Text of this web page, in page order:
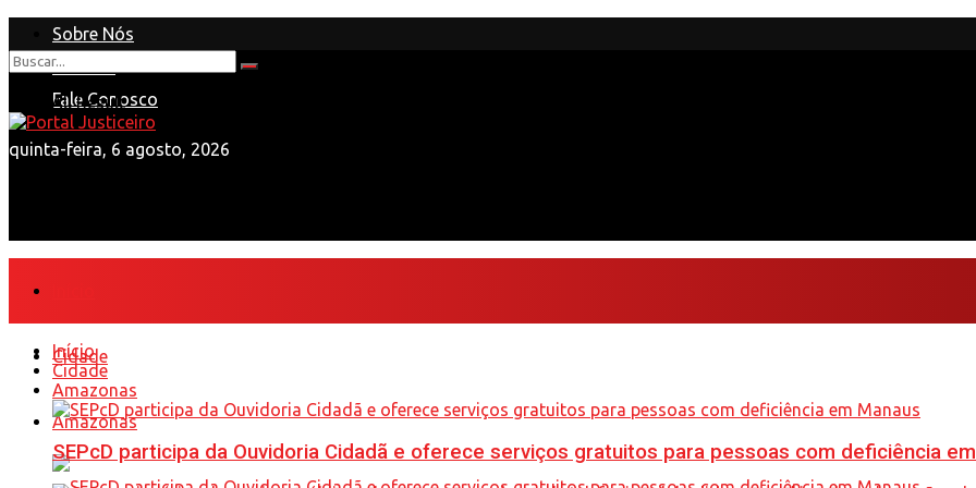
Sobre Nós
Anuncie
Fale Conosco
quinta-feira, 6 agosto, 2026
View All Result
Cidade
Amazonas
Início
Cidade
Amazonas
SEPcD participa da Ouvidoria Cidadã e oferece serviços gratuitos para pessoas com deficiência